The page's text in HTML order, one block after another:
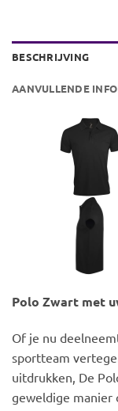
BESCHRIJVING
AANVULLENDE
Polo Zwart met
Of je nu
sportteam
uitdrukken, De
geweldige manier